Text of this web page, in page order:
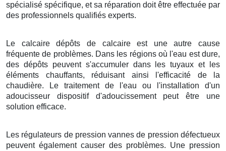
spécialisé spécifique, et sa réparation doit être effectuée par
des professionnels qualifiés experts.
Le calcaire dépôts de calcaire est une autre cause
fréquente de problèmes. Dans les régions où l'eau est dure,
des dépôts peuvent s'accumuler dans les tuyaux et les
éléments chauffants, réduisant ainsi l'efficacité de la
chaudière. Le traitement de l'eau ou l'installation d'un
adoucisseur dispositif d'adoucissement peut être une
solution efficace.
Les régulateurs de pression vannes de pression défectueux
peuvent également causer des problèmes. Une pression